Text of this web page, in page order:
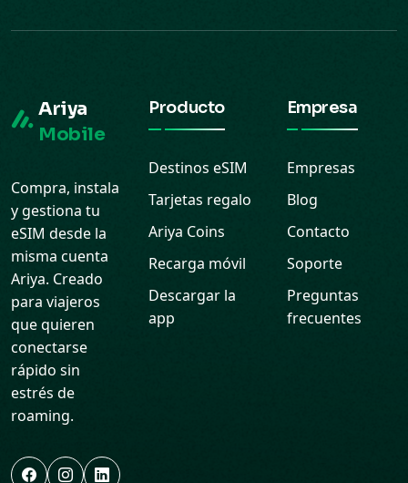
Ariya
Mobile
Compra, instala
y gestiona tu
eSIM desde la
misma cuenta
Ariya. Creado
para viajeros
que quieren
conectarse
rápido sin
estrés de
roaming.
Producto
Destinos eSIM
Tarjetas regalo
Ariya Coins
Recarga móvil
Descargar la
app
Empresa
Empresas
Blog
Contacto
Soporte
Preguntas
frecuentes